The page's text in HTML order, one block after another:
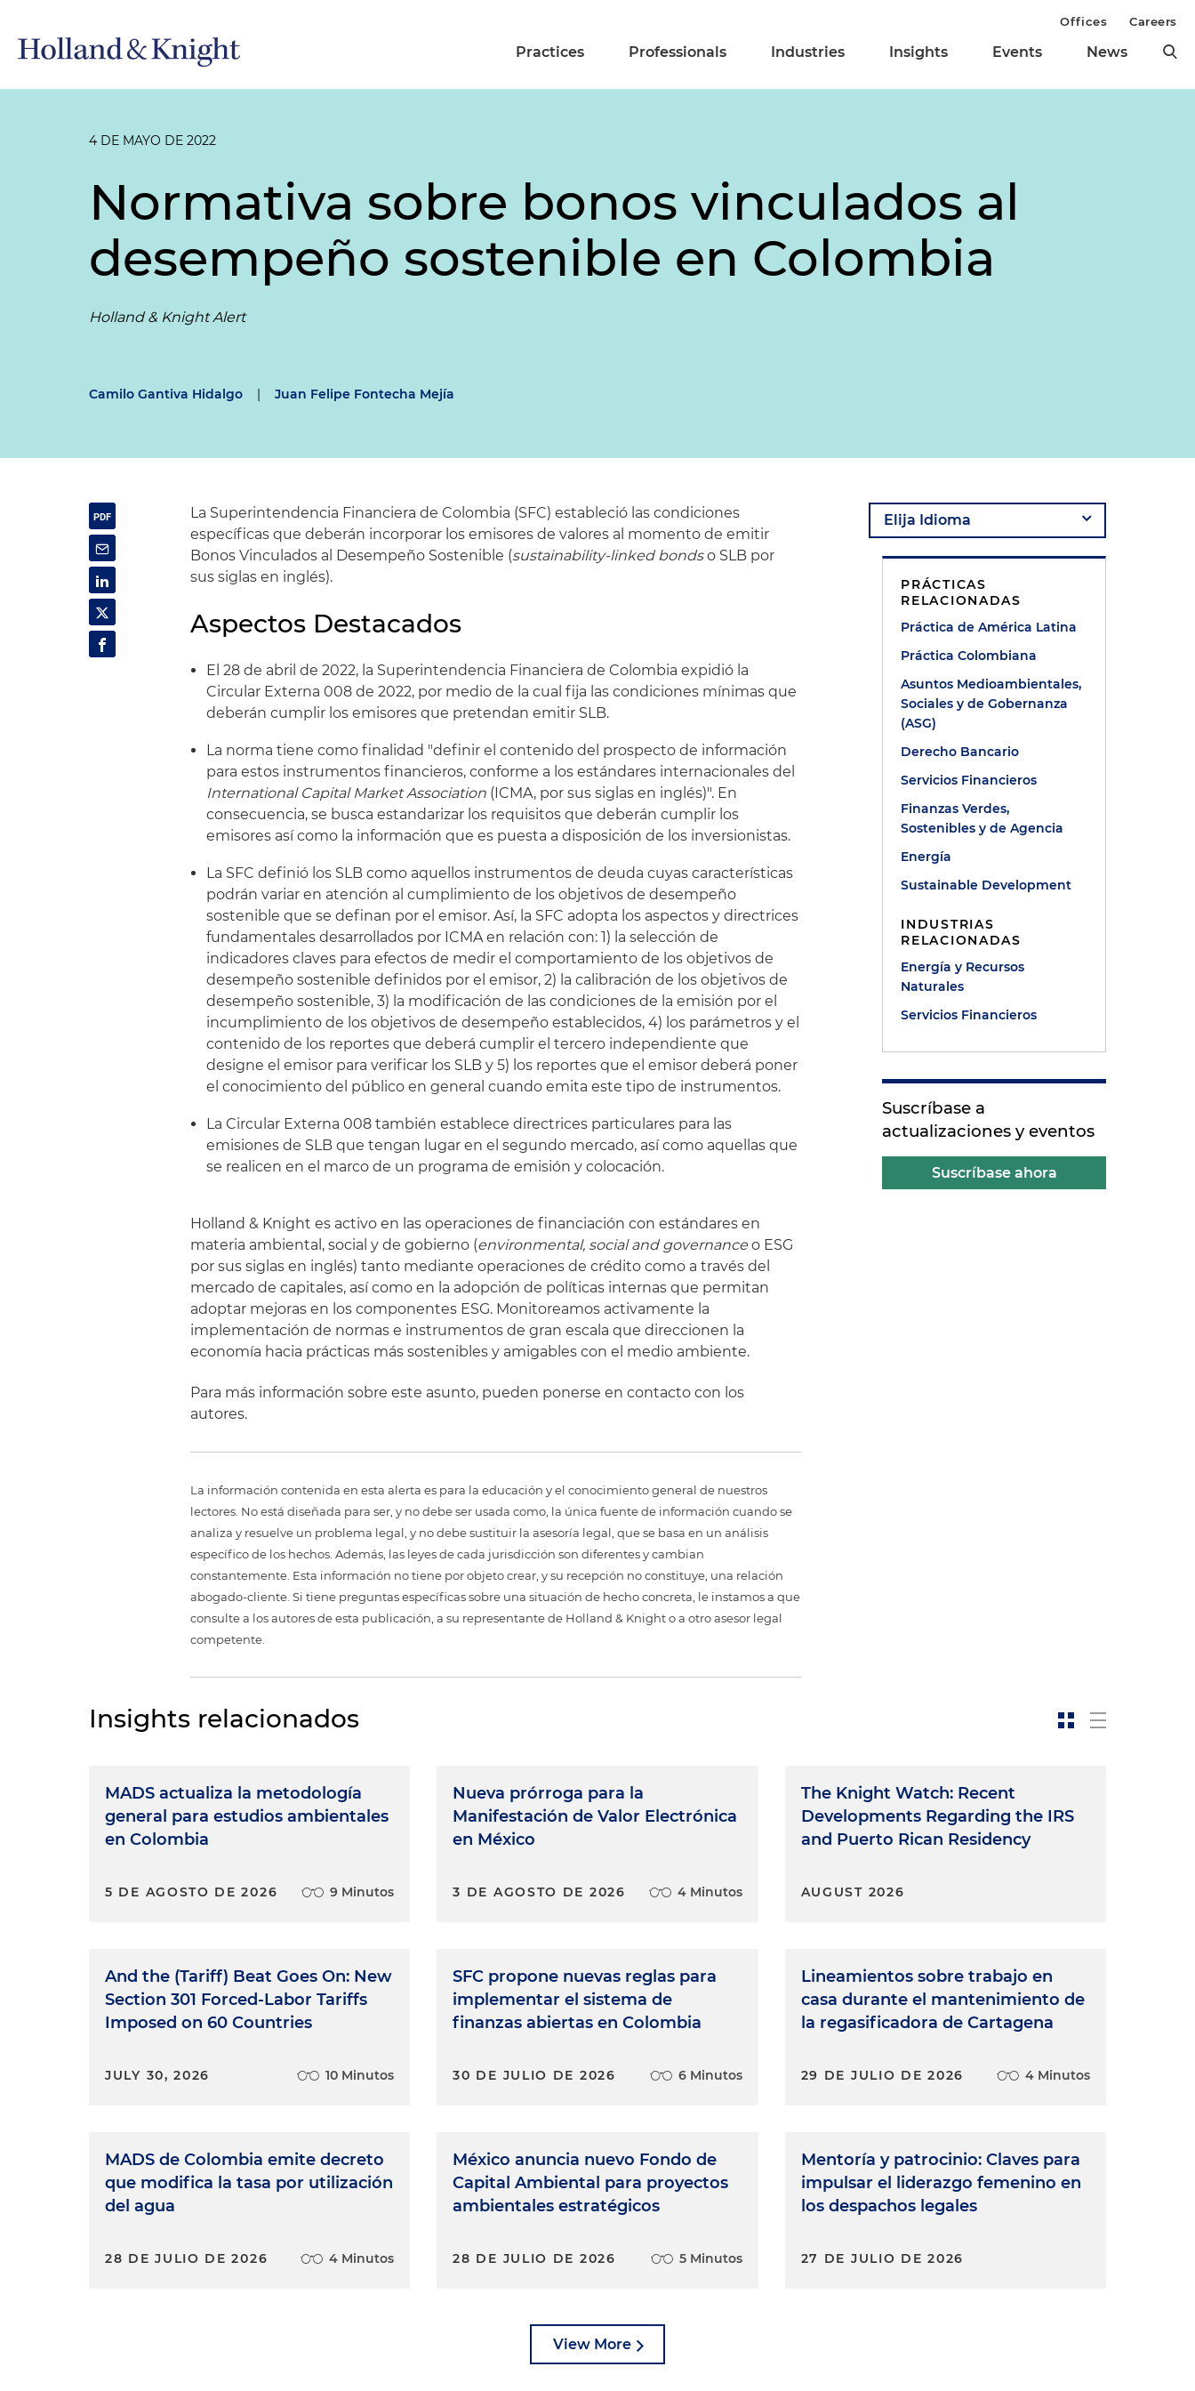
Practices Professionals Industries Insights Events News
Offices Careers
4 DE MAYO DE 2022
Normativa sobre bonos vinculados al
desempeño sostenible en Colombia
Holland & Knight Alert
Camilo Gantiva Hidalgo | Juan Felipe Fontecha Mejía
La Superintendencia Financiera de Colombia (SFC) estableció las condiciones
específicas que deberán incorporar los emisores de valores al momento de emitir
Bonos Vinculados al Desempeño Sostenible (sustainability-linked bondso SLB por
sus siglas en inglés).
Aspectos Destacados
El 28 de abril de 2022, la Superintendencia Financiera de Colombia expidió la
Circular Externa 008 de 2022, por medio de la cual fija las condiciones mínimas que
deberán cumplir los emisores que pretendan emitir SLB.
La norma tiene como finalidad "definir el contenido del prospecto de información
para estos instrumentos financieros, conforme a los estándares internacionales del
International Capital Market Association (ICMA, por sus siglas en inglés)". En
consecuencia, se busca estandarizar los requisitos que deberán cumplir los
emisores así como la información que es puesta a disposición de los inversionistas.
La SFC definió los SLB como aquellos instrumentos de deuda cuyas características
podrán variar en atención al cumplimiento de los objetivos de desempeño
sostenible que se definan por el emisor. Así, la SFC adopta los aspectos y directrices
fundamentales desarrollados por ICMA en relación con: 1) la selección de
indicadores claves para efectos de medir el comportamiento de los objetivos de
desempeño sostenible definidos por el emisor, 2) la calibración de los objetivos de
desempeño sostenible, 3) la modificación de las condiciones de la emisión por el
incumplimiento de los objetivos de desempeño establecidos, 4) los parámetros y el
contenido de los reportes que deberá cumplir el tercero independiente que
designe el emisor para verificar los SLB y 5) los reportes que el emisor deberá poner
el conocimiento del público en general cuando emita este tipo de instrumentos.
La Circular Externa 008 también establece directrices particulares para las
emisiones de SLB que tengan lugar en el segundo mercado, así como aquellas que
se realicen en el marco de un programa de emisión y colocación.
Holland & Knight es activo en las operaciones de financiación con estándares en
materia ambiental, social y de gobierno (environmental, social and governance o ESG
por sus siglas en inglés) tanto mediante operaciones de crédito como a través del
mercado de capitales, así como en la adopción de políticas internas que permitan
adoptar mejoras en los componentes ESG. Monitoreamos activamente la
implementación de normas e instrumentos de gran escala que direccionen la
economía hacia prácticas más sostenibles y amigables con el medio ambiente.
Para más información sobre este asunto, pueden ponerse en contacto con los
autores.
La información contenida en esta alerta es para la educación y el conocimiento general de nuestros
lectores. No está diseñada para ser, y no debe ser usada como, la única fuente de información cuando se
analiza y resuelve un problema legal, y no debe sustituir la asesoría legal, que se basa en un análisis
específico de los hechos. Además, las leyes de cada jurisdicción son diferentes y cambian
constantemente. Esta información no tiene por objeto crear, y su recepción no constituye, una relación
abogado-cliente. Si tiene preguntas específicas sobre una situación de hecho concreta, le instamos a que
consulte a los autores de esta publicación, a su representante de Holland & Knight o a otro asesor legal
competente.
PRÁCTICAS
RELACIONADAS
Práctica de América Latina
Práctica Colombiana
Asuntos Medioambientales,
Sociales y de Gobernanza
(ASG)
Derecho Bancario
Servicios Financieros
Finanzas Verdes,
Sostenibles y de Agencia
Energía
Sustainable Development
INDUSTRIAS
RELACIONADAS
Energía y Recursos
Naturales
Servicios Financieros
Suscríbase a
actualizaciones y eventos
Suscríbase ahora
Insights relacionados
MADS actualiza la metodología
general para estudios ambientales
en Colombia
5 DE AGOSTO DE 2026 9 Minutos
And the (Tariff) Beat Goes On: New
Section 301 Forced-Labor Tariffs
Imposed on 60 Countries
JULY 30, 2026 10 Minutos
MADS de Colombia emite decreto
que modifica la tasa por utilización
del agua
28 DE JULIO DE 2026 4 Minutos
Nueva prórroga para la
Manifestación de Valor Electrónica
en México
3 DE AGOSTO DE 2026 4 Minutos
SFC propone nuevas reglas para
implementar el sistema de
finanzas abiertas en Colombia
30 DE JULIO DE 2026 6 Minutos
México anuncia nuevo Fondo de
Capital Ambiental para proyectos
ambientales estratégicos
28 DE JULIO DE 2026 5 Minutos
The Knight Watch: Recent
Developments Regarding the IRS
and Puerto Rican Residency
AUGUST 2026
Lineamientos sobre trabajo en
casa durante el mantenimiento de
la regasificadora de Cartagena
29 DE JULIO DE 2026 4 Minutos
Mentoría y patrocinio: Claves para
impulsar el liderazgo femenino en
los despachos legales
27 DE JULIO DE 2026
View More